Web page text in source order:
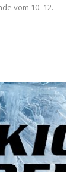
vom 10.-12.